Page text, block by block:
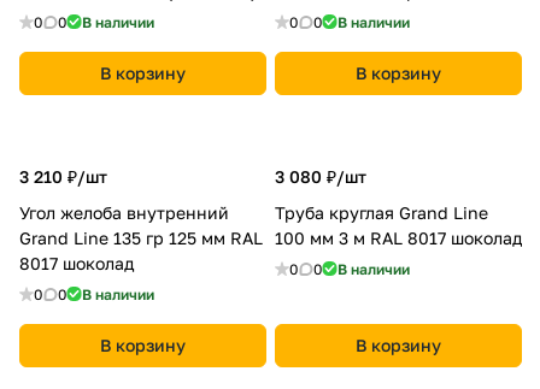
0 0 В наличии
В корзину
0 0 В наличии
В корзину
3 210 ₽/шт
Угол желоба внутренний
Grand Line 135 гр 125 мм RAL
8017 шоколад
0 0 В наличии
В корзину
3 080 ₽/шт
Труба круглая Grand Line
100 мм 3 м RAL 8017 шоколад
0 0 В наличии
В корзину